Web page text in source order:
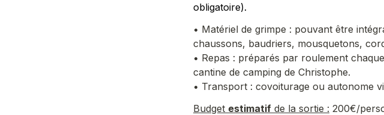
obligatoire).
• Matériel de grimpe : pouvant être
chaussons, baudriers, mousquetons,
• Repas : préparés par roulement
cantine de camping de Christophe.
• Transport : covoiturage ou autonome
Budget estimatif de la sortie : 200€/